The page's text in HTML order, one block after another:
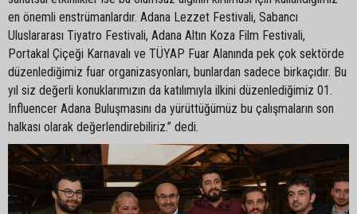
en önemli enstrümanlardır. Adana Lezzet Festivali, Sabancı
Uluslararası Tiyatro Festivali, Adana Altın Koza Film Festivali,
Portakal Çiçeği Karnavalı ve TÜYAP Fuar Alanında pek çok sektörde
düzenlediğimiz fuar organizasyonları, bunlardan sadece birkaçıdır. Bu
yıl siz değerli konuklarımızın da katılımıyla ilkini düzenlediğimiz 01.
Influencer Adana Buluşmasını da yürüttüğümüz bu çalışmaların son
halkası olarak değerlendirebiliriz.” dedi.